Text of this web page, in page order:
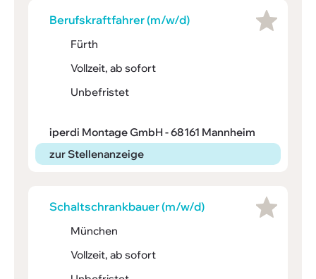
Berufs­kraft­fahrer (m/w/d)
Fürth
Vollzeit, ab sofort
Unbefristet
iperdi Montage GmbH - 68161 Mannheim
zur Stellenanzeige
Schalt­schrank­bauer (m/w/d)
München
Vollzeit, ab sofort